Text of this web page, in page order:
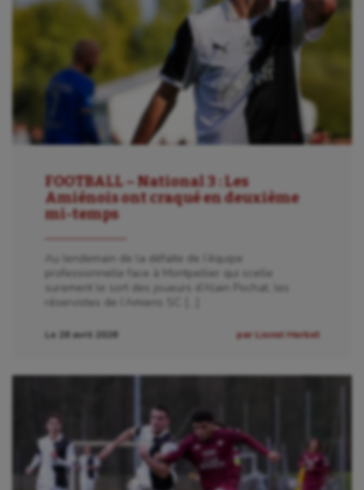
FOOTBALL – National 3 : Les
Amiénois ont craqué en deuxième
mi-temps
Au lendemain de la défaite de l’équipe
professionnelle face à Montpellier qui scelle
surement le sort des joueurs d’Alain Pochat, les
réservistes de l’Amiens SC […]
Le 26 avril 2026 par Lionel Herbet